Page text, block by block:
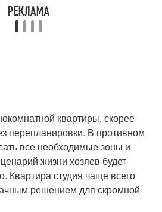
квартиры, скорее
перепланировки. В противном
все необходимые зоны и
жизни хозяев будет
Квартира студия чаще всего
решением для скромной